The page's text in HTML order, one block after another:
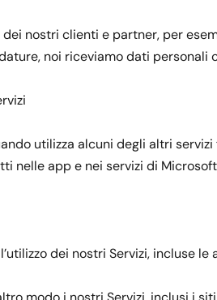
dei nostri clienti e partner, per
noi riceviamo dati personali
utilizza alcuni degli altri
nelle app e nei servizi di
dei nostri Servizi, incluse